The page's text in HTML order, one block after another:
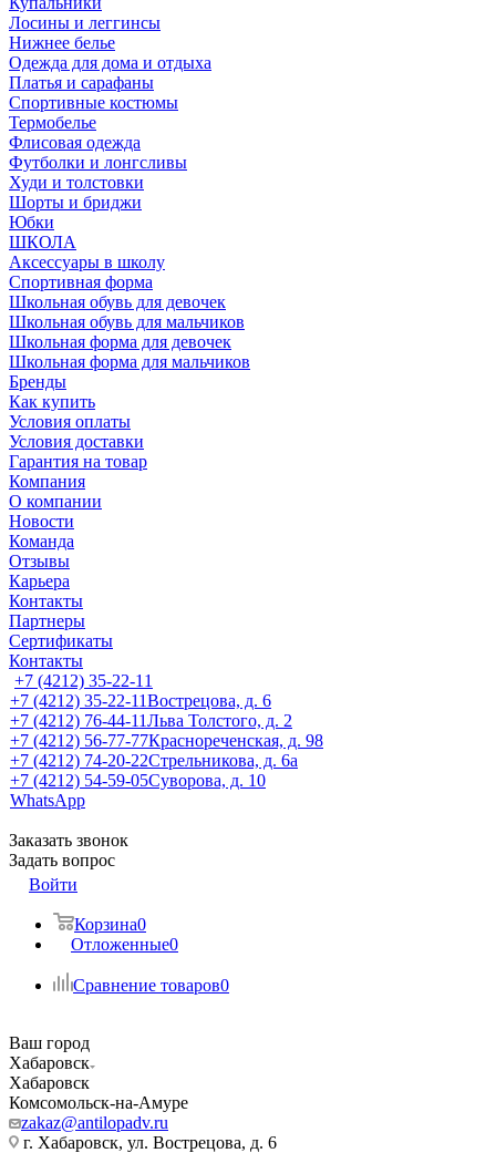
Лосины и леггинсы
Нижнее белье
Одежда для дома и отдыха
Платья и сарафаны
Спортивные костюмы
Термобелье
Флисовая одежда
Футболки и лонгсливы
Худи и толстовки
Шорты и бриджи
Юбки
ШКОЛА
Аксессуары в школу
Спортивная форма
Школьная обувь для девочек
Школьная обувь для мальчиков
Школьная форма для девочек
Школьная форма для мальчиков
Бренды
Как купить
Условия оплаты
Условия доставки
Гарантия на товар
Компания
О компании
Новости
Команда
Отзывы
Карьера
Контакты
Партнеры
Сертификаты
Контакты
+7 (4212) 35-22-11
+7 (4212) 35-22-11Вострецова, д. 6
+7 (4212) 76-44-11Льва Толстого, д. 2
+7 (4212) 56-77-77Краснореченская, д. 98
+7 (4212) 74-20-22Стрельникова, д. 6а
+7 (4212) 54-59-05Суворова, д. 10
WhatsApp
Заказать звонок
Задать вопрос
Войти
Корзина0
Отложенные0
Сравнение товаров0
Ваш город
Хабаровск
Хабаровск
Комсомольск-на-Амуре
zakaz@antilopadv.ru
г. Хабаровск, ул. Вострецова, д. 6